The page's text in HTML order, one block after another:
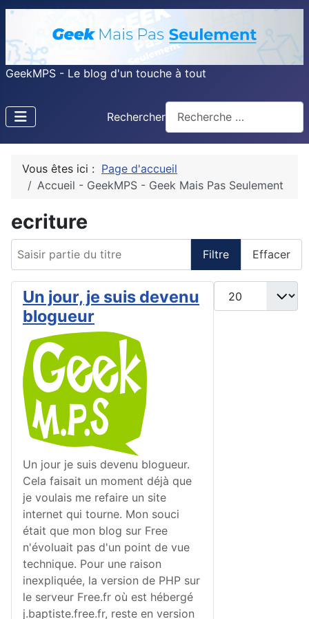
GeekMPS - Le blog d'un touche à tout
Rechercher
Vous êtes ici : Page d'accueil
Accueil - GeekMPS - Geek Mais Pas Seulement
ecriture
Filtre Effacer
Afficher #
Un jour, je suis devenu
blogueur
Un jour je suis devenu blogueur.
Cela faisait un moment déjà que
je voulais me refaire un site
internet qui tourne. Mon souci
était que mon blog sur Free
n'évoluait pas d'un point de vue
technique. Pour une raison
inexpliquée, la version de PHP sur
le serveur Free.fr où est hébergé
j.baptiste.free.fr, reste en version